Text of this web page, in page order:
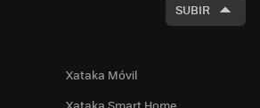
SUBIR
Xataka Móvil
Xataka Smart Home